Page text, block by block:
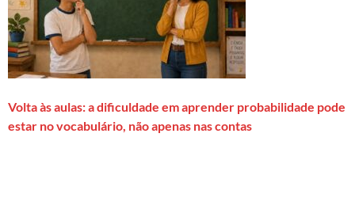
Volta às aulas: a dificuldade em aprender probabilidade pode
estar no vocabulário, não apenas nas contas